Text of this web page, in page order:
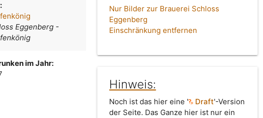
Eggenberg -
im Jahr:
Nur Bilder zur Brauerei Schloss
Eggenberg
Einschränkung entfernen
Hinweis:
Noch ist das hier eine ' Draft'-Version
der Seite. Das Ganze hier ist nur ein